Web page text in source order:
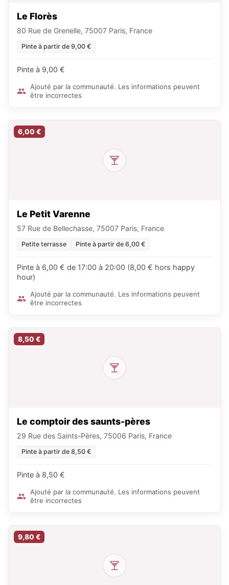
Le Florès
80 Rue de Grenelle, 75007 Paris, France
Pinte à partir de 9,00 €
Pinte à 9,00 €
Ajouté par la communauté. Les informations peuvent
être incorrectes
6,00 €
Le Petit Varenne
57 Rue de Bellechasse, 75007 Paris, France
Petite terrasse Pinte à partir de 6,00 €
Pinte à 6,00 € de 17:00 à 20:00 (8,00 € hors happy
hour)
Ajouté par la communauté. Les informations peuvent
être incorrectes
8,50 €
Le comptoir des saunts-pères
29 Rue des Saints-Pères, 75006 Paris, France
Pinte à partir de 8,50 €
Pinte à 8,50 €
Ajouté par la communauté. Les informations peuvent
être incorrectes
9,80 €